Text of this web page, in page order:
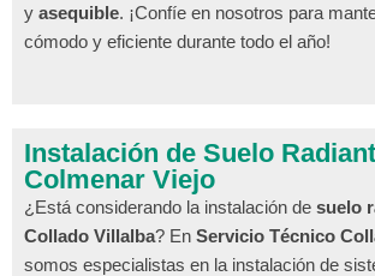
y asequible. ¡Confíe en nosotros para
cómodo y eficiente durante todo el año!
Instalación de Suelo
Colmenar Viejo
¿Está considerando la instalación de suelo
Collado Villalba? En Servicio Técnico
somos especialistas en la instalación de